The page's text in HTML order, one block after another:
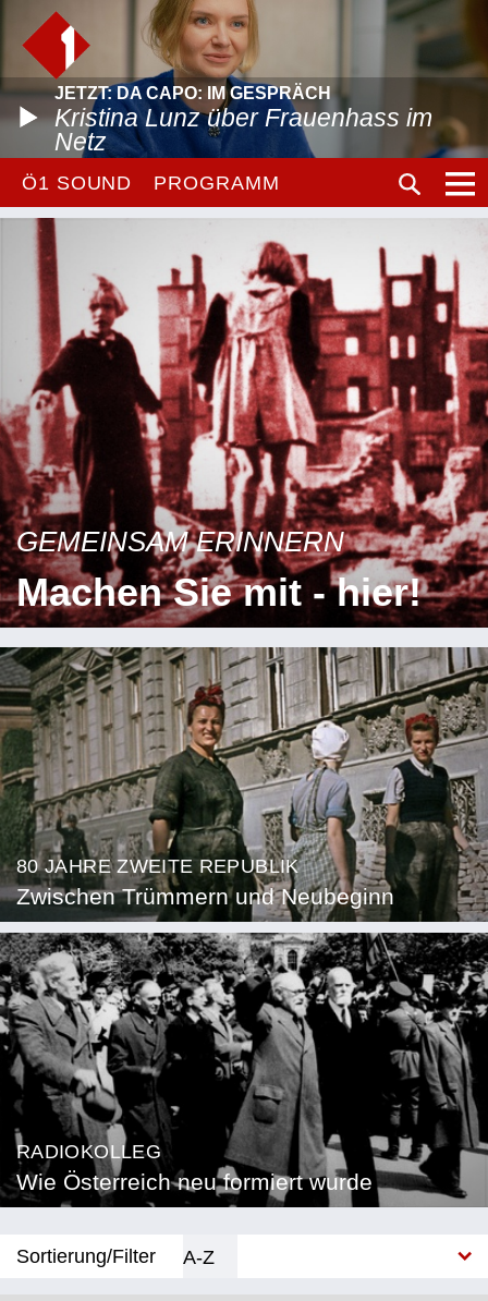
JETZT: DA CAPO: IM GESPRÄCH
Kristina Lunz über Frauenhass im
Netz
Ö1 SOUND PROGRAMM
GEMEINSAM ERINNERN
Machen Sie mit - hier!
80 JAHRE ZWEITE REPUBLIK
Zwischen Trümmern und Neubeginn
RADIOKOLLEG
Wie Österreich neu formiert wurde
Sortierung/Filter
A-Z